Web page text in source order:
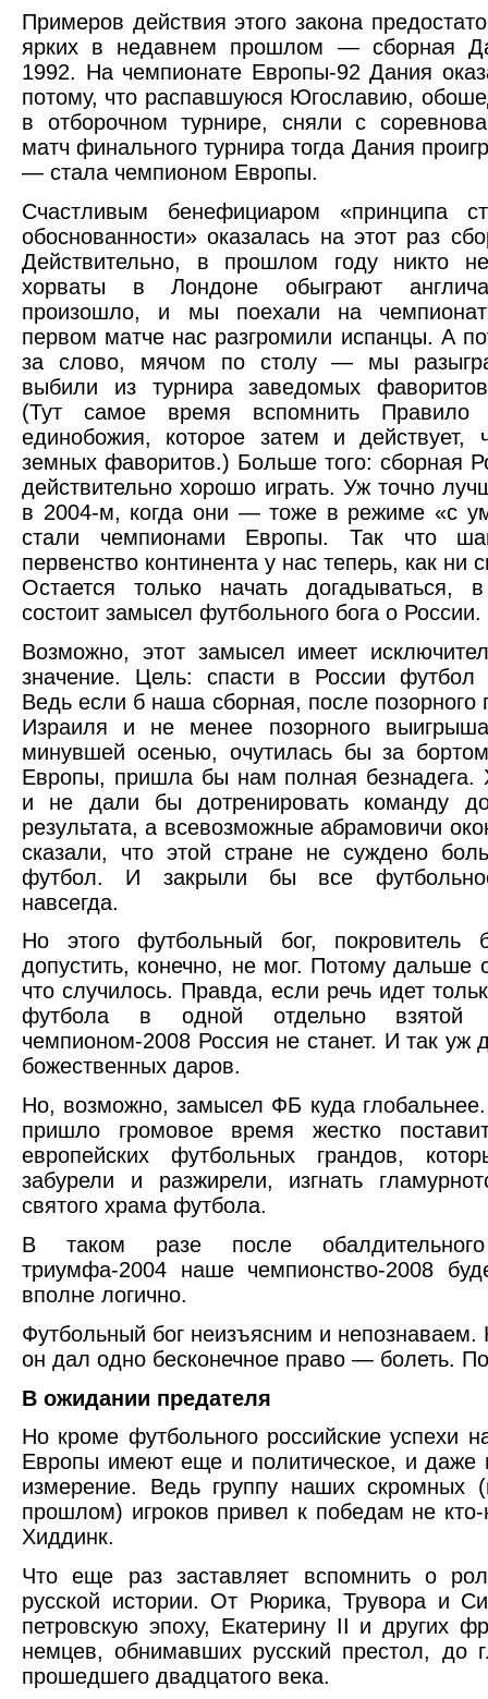
Примеров действия этого закона
ярких в недавнем прошлом — сборная
1992. На чемпионате Европы-92 Дания
потому, что распавшуюся Югославию,
в отборочном турнире, сняли с
матч финального турнира тогда Дания
— стала чемпионом Европы.
Счастливым бенефициаром «принципа
обоснованности» оказалась на этот раз
Действительно, в прошлом году никто
хорваты в Лондоне обыграют
произошло, и мы поехали на
первом матче нас разгромили испанцы. А
за слово, мячом по столу — мы
выбили из турнира заведомых
(Тут самое время вспомнить Правило
единобожия, которое затем и действует,
земных фаворитов.) Больше того: сборная
действительно хорошо играть. Уж точно
в 2004-м, когда они — тоже в режиме «с
стали чемпионами Европы. Так что
первенство континента у нас теперь, как ни
Остается только начать догадываться,
состоит замысел футбольного бога о России.
Возможно, этот замысел имеет
значение. Цель: спасти в России футбол
Ведь если б наша сборная, после позорного
Израиля и не менее позорного
минувшей осенью, очутилась бы за
Европы, пришла бы нам полная безнадега.
и не дали бы дотренировать команду до
результата, а всевозможные абрамовичи
сказали, что этой стране не суждено
футбол. И закрыли бы все
навсегда.
Но этого футбольный бог, покровитель
допустить, конечно, не мог. Потому дальше
что случилось. Правда, если речь идет
футбола в одной отдельно взятой
чемпионом-2008 Россия не станет. И так уж
божественных даров.
Но, возможно, замысел ФБ куда
пришло громовое время жестко
европейских футбольных грандов,
забурели и разжирели, изгнать
святого храма футбола.
В таком разе после обалдительного
триумфа-2004 наше чемпионство-2008
вполне логично.
Футбольный бог неизъясним и
он дал одно бесконечное право — болеть.
В ожидании предателя
Но кроме футбольного российские успехи
Европы имеют еще и политическое, и даже
измерение. Ведь группу наших скромных
прошлом) игроков привел к победам не кто-
Хиддинк.
Что еще раз заставляет вспомнить о
русской истории. От Рюрика, Трувора и
петровскую эпоху, Екатерину II и других
немцев, обнимавших русский престол, до
прошедшего двадцатого века.